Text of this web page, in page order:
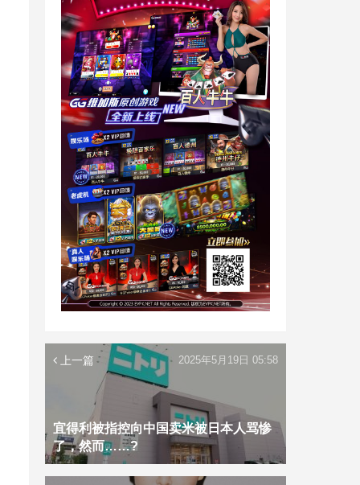
上一篇
宜得利被指控向中国卖米被日本人骂惨
了，然而……?
2025年5月19日 05:58